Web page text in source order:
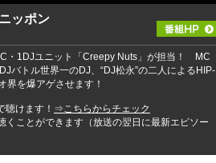
ッポン
・1DJユニット「Creepy Nuts」が担当！ MC
バトル世界一のDJ、“DJ松永”の二人によるHIP-
を爆アゲさせます！
けます！ ⇒こちらからチェック
くことができます（放送の翌日に最新エピソー